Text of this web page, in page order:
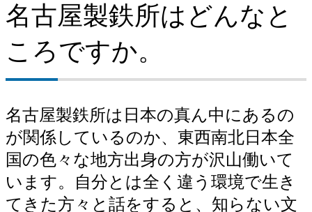
名古屋製鉄所はどんなと
ころですか。
名古屋製鉄所は日本の真ん中にあるの
が関係しているのか、東西南北日本全
国の色々な地方出身の方が沢山働いて
います。自分とは全く違う環境で生き
てきた方々と話をすると、知らない文